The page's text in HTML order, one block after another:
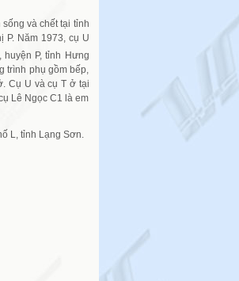
và chết tại tỉnh
P. Năm 1973, cụ U
P, tỉnh Hưng
trình phụ gồm bếp,
Cụ U và cụ T ở tại
Lê Ngọc C1 là em
L, tỉnh Lạng Sơn.